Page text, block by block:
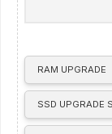
RAM UPGRADE
SSD UPGRADE